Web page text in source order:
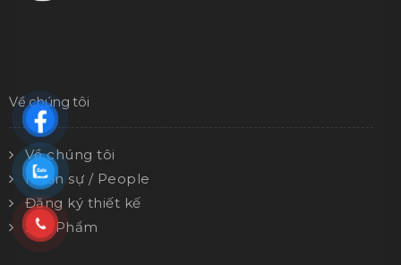
Về chúng tôi
Về chúng tôi
Nhân sự / People
Đăng ký thiết kế
Sản Phẩm